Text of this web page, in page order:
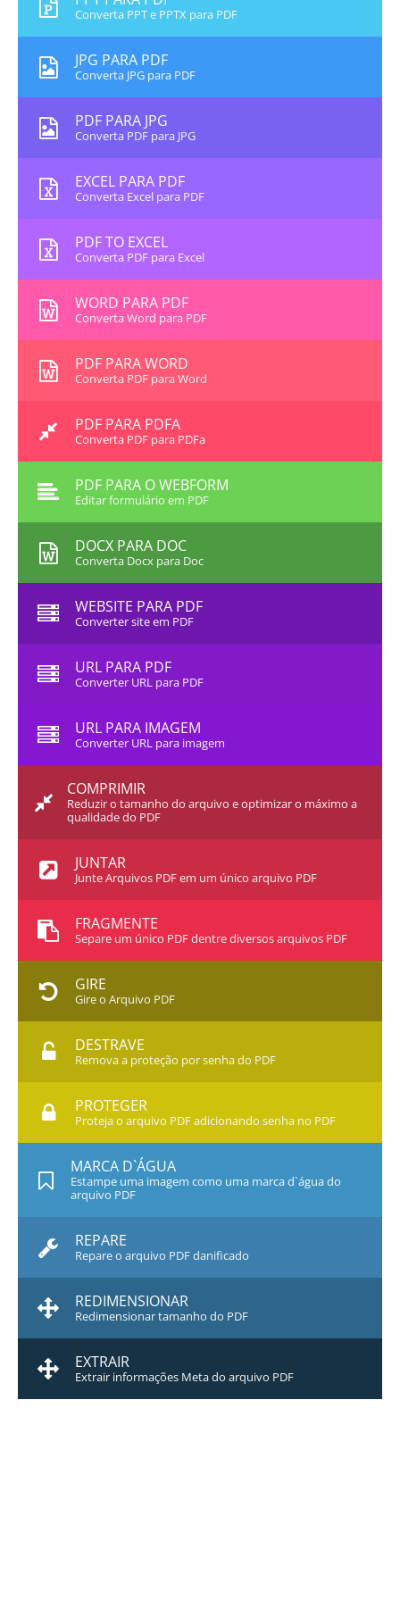
Converta PPT e PPTX para PDF
JPG PARA PDF
Converta JPG para PDF
PDF PARA JPG
Converta PDF para JPG
EXCEL PARA PDF
Converta Excel para PDF
PDF TO EXCEL
Converta PDF para Excel
WORD PARA PDF
Converta Word para PDF
PDF PARA WORD
Converta PDF para Word
PDF PARA PDFA
Converta PDF para PDFa
PDF PARA O WEBFORM
Editar formulário em PDF
DOCX PARA DOC
Converta Docx para Doc
WEBSITE PARA PDF
Converter site em PDF
URL PARA PDF
Converter URL para PDF
URL PARA IMAGEM
Converter URL para imagem
COMPRIMIR
Reduzir o tamanho do arquivo e optimizar o máximo a
qualidade do PDF
JUNTAR
Junte Arquivos PDF em um único arquivo PDF
FRAGMENTE
Separe um único PDF dentre diversos arquivos PDF
GIRE
Gire o Arquivo PDF
DESTRAVE
Remova a proteção por senha do PDF
PROTEGER
Proteja o arquivo PDF adicionando senha no PDF
MARCA D`ÁGUA
Estampe uma imagem como uma marca d`água do
arquivo PDF
REPARE
Repare o arquivo PDF danificado
REDIMENSIONAR
Redimensionar tamanho do PDF
EXTRAIR
Extrair informações Meta do arquivo PDF